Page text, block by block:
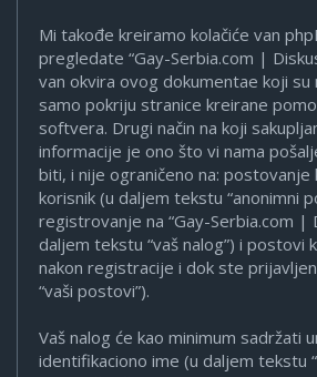
Mi takođe kreiramo kolačiće van
pregledate “Gay-Serbia.com |
van okvira ovog dokumentae koji su
samo pokriju stranice kreirane
softvera. Drugi način na koji
informacije je ono što vi nama
biti, i nije ograničeno na: postovanje
korisnik (u daljem tekstu “anonimni
registrovanje na “Gay-Serbia.com |
daljem tekstu “vaš nalog”) i postovi
nakon registracije i dok ste
“vaši postovi”).
Vaš nalog će kao minimum sadržati
identifikaciono ime (u daljem tekstu